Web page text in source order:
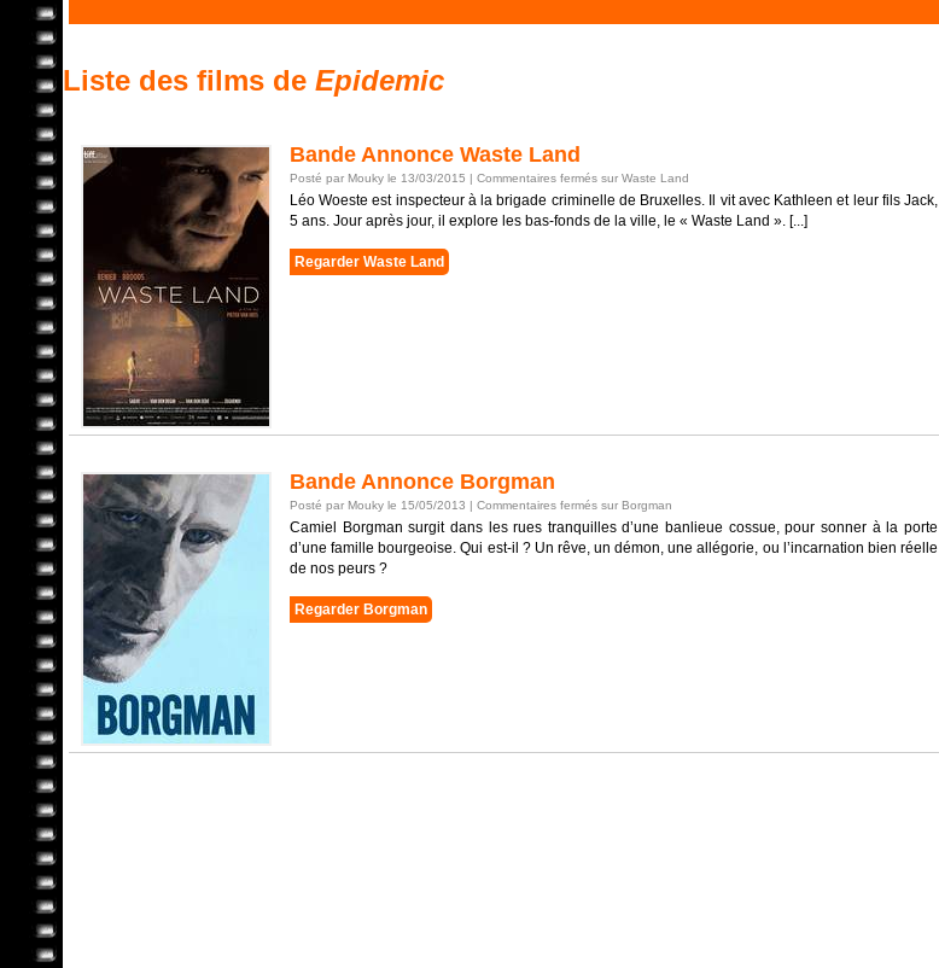
Liste des films de Epidemic
Bande Annonce Waste Land
Posté par Mouky le 13/03/2015 | Commentaires fermés sur Waste Land
Léo Woeste est inspecteur à la brigade criminelle de Bruxelles. Il vit avec Kathleen et leur fils Jack,
5 ans. Jour après jour, il explore les bas-fonds de la ville, le « Waste Land ». [...]
Regarder Waste Land
Bande Annonce Borgman
Posté par Mouky le 15/05/2013 | Commentaires fermés sur Borgman
Camiel Borgman surgit dans les rues tranquilles d’une banlieue cossue, pour sonner à la porte
d’une famille bourgeoise. Qui est-il ? Un rêve, un démon, une allégorie, ou l’incarnation bien réelle
de nos peurs ?
Regarder Borgman